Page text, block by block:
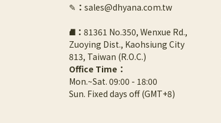
✎ ： sales@dhyana.com.tw
⛘ ： 81361 No.350, Wenxue Rd.,
Zuoying Dist., Kaohsiung City
813, Taiwan (R.O.C.)
Office Time：
Mon.~Sat. 09:00 - 18:00
Sun. Fixed days off (GMT+8)